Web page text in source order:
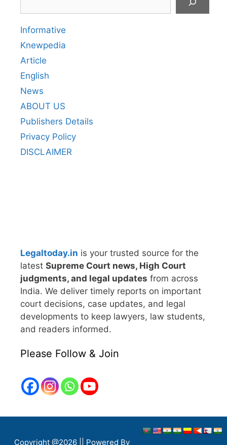
Informative
Knewpedia
Article
English
News
ABOUT US
Publishers Details
Privacy Policy
DISCLAIMER
Legaltoday.in is your trusted source for the
latest Supreme Court news, High Court
judgments, and legal updates from across
India. We deliver timely reports on important
court decisions, case updates, and legal
developments to keep lawyers, law students,
and readers informed.
Please Follow & Join
Copyright @2026 || Powered By